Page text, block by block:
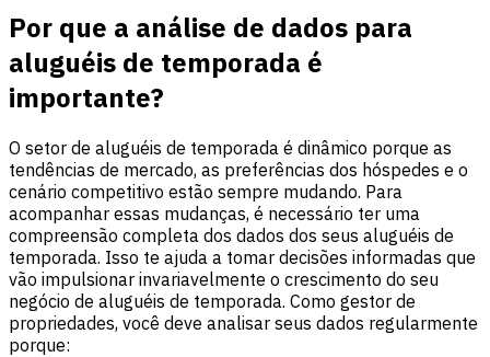
Por que a análise de dados para
aluguéis de temporada é
importante?
O setor de aluguéis de temporada é dinâmico porque as
tendências de mercado, as preferências dos hóspedes e o
cenário competitivo estão sempre mudando. Para
acompanhar essas mudanças, é necessário ter uma
compreensão completa dos dados dos seus aluguéis de
temporada. Isso te ajuda a tomar decisões informadas que
vão impulsionar invariavelmente o crescimento do seu
negócio de aluguéis de temporada. Como gestor de
propriedades, você deve analisar seus dados regularmente
porque: